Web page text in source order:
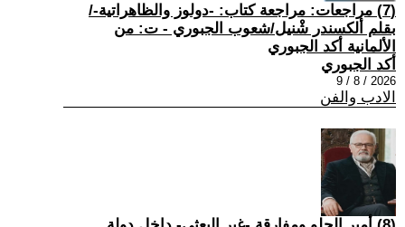
(7) مراجعات: مراجعة كتاب: -دولوز والظاهراتية-/
بقلم ألكسندر شْنيل/شعوب الجبوري - ت: من
الألمانية أكد الجبوري
أكد الجبوري
2026 / 8 / 9
الادب والفن